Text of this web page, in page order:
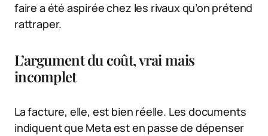
faire a été aspirée chez les rivaux qu’on prétend
rattraper.
L’argument du coût, vrai mais
incomplet
La facture, elle, est bien réelle. Les documents
indiquent que Meta est en passe de dépenser